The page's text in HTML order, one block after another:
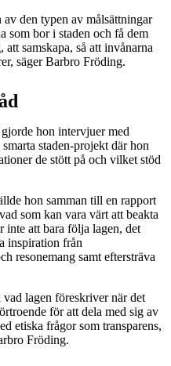
den typen av målsättningar
som bor i staden och få dem
samskapa, så att invånarna
säger Barbro Fröding.
hon intervjuer med
staden-projekt där hon
de stött på och vilket stöd
hon samman till en rapport
som kan vara värt att beakta
att bara följa lagen, det
inspiration från
resonemang samt eftersträva
lagen föreskriver när det
för att dela med sig av
etiska frågor som transparens,
Fröding.